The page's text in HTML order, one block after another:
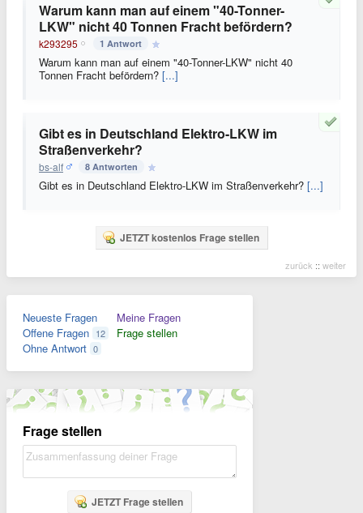
Warum kann man auf einem "40-Tonner-
LKW" nicht 40 Tonnen Fracht befördern?
k293295 1 Antwort
Warum kann man auf einem "40-Tonner-LKW" nicht 40
Tonnen Fracht befördern? [...]
Gibt es in Deutschland Elektro-LKW im
Straßenverkehr?
bs-alf 8 Antworten
Gibt es in Deutschland Elektro-LKW im Straßenverkehr? [...]
JETZT kostenlos Frage stellen
zurück :: weiter
Neueste Fragen
Offene Fragen 12
Ohne Antwort 0
Meine Fragen
Frage stellen
Frage stellen
JETZT Frage stellen